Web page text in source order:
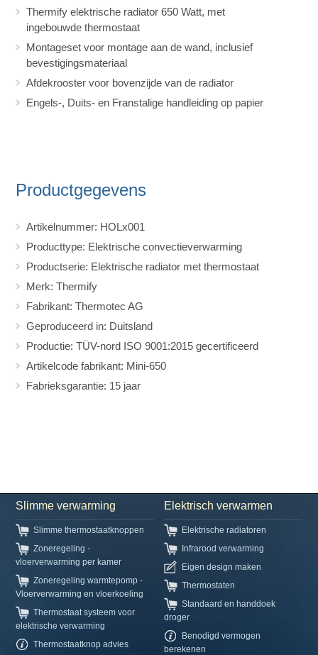
Thermify elektrische radiator 650 Watt, met
ingebouwde thermostaat
Montageset voor montage aan de wand, inclusief
bevestigingsmateriaal
Afdekrooster voor bovenzijde van de radiator
Engels-, Duits- en Franstalige handleiding op papier
Productgegevens
Artikelnummer: HOLx001
Producttype: Elektrische convectieverwarming
Productserie: Elektrische radiator met thermostaat
Merk: Thermify
Fabrikant: Thermotec AG
Geproduceerd in: Duitsland
Productie: TÜV-nord ISO 9001:2015 gecertificeerd
Artikelcode fabrikant: Mini-650
Fabrieksgarantie: 15 jaar
Slimme verwarming
Slimme thermostaatknoppen
Zoneregeling -
vloerverwarming per kamer
Zoneregeling warmtepomp -
Vloerverwarming en vloerkoeling
Thermostaat systeem voor
elektrische verwarming
Thermostaatknop advies
Elektrisch verwarmen
Elektrische radiatoren
Infrarood verwarming
Eigen design maken
Thermostaten
Standaard en handdoek
droger
Benodigd vermogen
berekenen